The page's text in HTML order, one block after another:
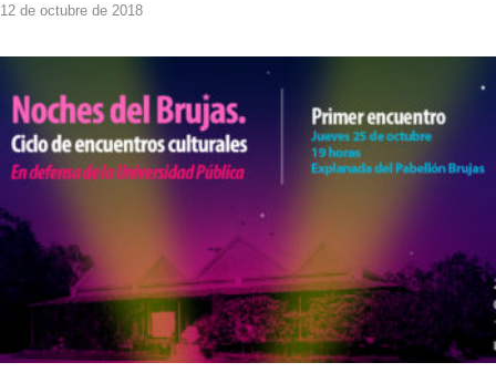
12 de octubre de 2018